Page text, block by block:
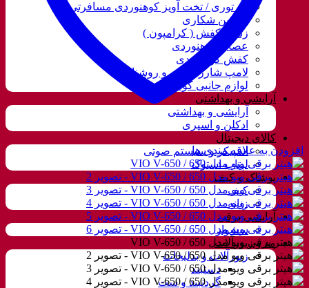
ننو توری / تخت آویز کوهنوردی مسافرتی
دوربین شکاری
زنجیر کفش ( کرامپون )
عصای کوهنوردی
کفش کوهنوردی
لامپ شارژی، نور و روشنایی
لوازم جانبی کوهنوردی
آرایشی و بهداشتی
آرایشی و بهداشتی
ادکلن و اسپری
کالای دیجیتال
اسپیکر و سیستم صوتی
لپتاب استوک
پوشاک و کیف
کیف
زنانه
آرایشی برقی
سشوار
مد و زیورآلات
زیورآلات و بدلیجات
دستبند
گردنبند و ست
افزودن به علاقه مندی ها